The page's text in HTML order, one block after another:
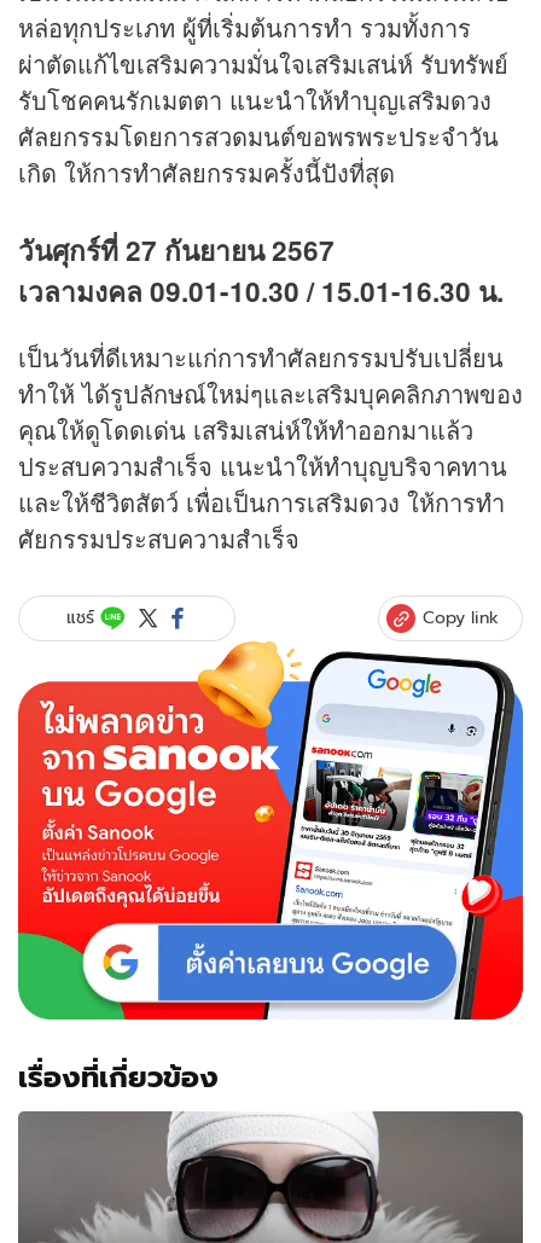
หล่อทุกประเภท ผู้ที่เริ่มต้นการทำ รวมทั้งการ
ผ่าตัดแก้ไขเสริมความมั่นใจเสริมเสน่ห์ รับทรัพย์
รับโชคคนรักเมตตา แนะนำให้ทำบุญเสริมดวง
ศัลยกรรมโดยการสวดมนต์ขอพรพระประจำวัน
เกิด ให้การทำศัลยกรรมครั้งนี้ปังที่สุด
วันศุกร์ที่ 27 กันยายน 2567
เวลามงคล 09.01-10.30 / 15.01-16.30 น.
เป็นวันที่ดีเหมาะแก่การทำศัลยกรรมปรับเปลี่ยน
ทำให้ ได้รูปลักษณ์ใหม่ๆและเสริมบุคคลิกภาพของ
คุณให้ดูโดดเด่น เสริมเสน่ห์ให้ทำออกมาแล้ว
ประสบความสำเร็จ แนะนำให้ทำบุญบริจาคทาน
และให้ชีวิตสัตว์ เพื่อเป็นการเสริมดวง ให้การทำ
ศัยกรรมประสบความสำเร็จ
แชร์ Copy link
เรื่องที่เกี่ยวข้อง